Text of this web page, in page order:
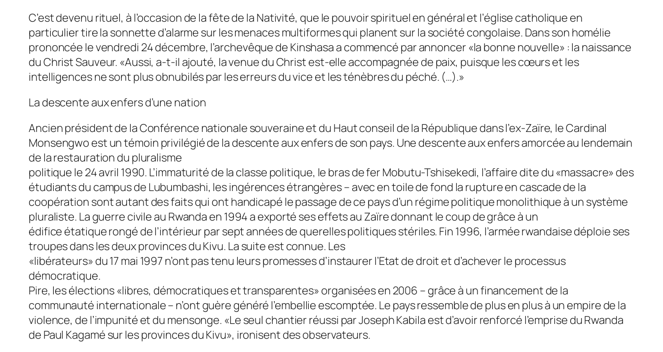
C’est devenu rituel, à l’occasion de la fête de la Nativité, que le pouvoir spirituel en général et l’église catholique en
particulier tire la sonnette d’alarme sur les menaces multiformes qui planent sur la société congolaise. Dans son homélie
prononcée le vendredi 24 décembre, l’archevêque de Kinshasa a commencé par annoncer «la bonne nouvelle» : la naissance
du Christ Sauveur. «Aussi, a-t-il ajouté, la venue du Christ est-elle accompagnée de paix, puisque les cœurs et les
intelligences ne sont plus obnubilés par les erreurs du vice et les ténèbres du péché. (…).»
La descente aux enfers d’une nation
Ancien président de la Conférence nationale souveraine et du Haut conseil de la République dans l’ex-Zaïre, le Cardinal
Monsengwo est un témoin privilégié de la descente aux enfers de son pays. Une descente aux enfers amorcée au lendemain
de la restauration du pluralisme
politique le 24 avril 1990. L’immaturité de la classe politique, le bras de fer Mobutu-Tshisekedi, l’affaire dite du «massacre» des
étudiants du campus de Lubumbashi, les ingérences étrangères – avec en toile de fond la rupture en cascade de la
coopération sont autant des faits qui ont handicapé le passage de ce pays d’un régime politique monolithique à un système
pluraliste. La guerre civile au Rwanda en 1994 a exporté ses effets au Zaïre donnant le coup de grâce à un
édifice étatique rongé de l’intérieur par sept années de querelles politiques stériles. Fin 1996, l’armée rwandaise déploie ses
troupes dans les deux provinces du Kivu. La suite est connue. Les
«libérateurs» du 17 mai 1997 n’ont pas tenu leurs promesses d’instaurer l’Etat de droit et d’achever le processus
démocratique.
Pire, les élections «libres, démocratiques et transparentes» organisées en 2006 – grâce à un financement de la
communauté internationale – n’ont guère généré l’embellie escomptée. Le pays ressemble de plus en plus à un empire de la
violence, de l’impunité et du mensonge. «Le seul chantier réussi par Joseph Kabila est d’avoir renforcé l’emprise du Rwanda
de Paul Kagamé sur les provinces du Kivu», ironisent des observateurs.